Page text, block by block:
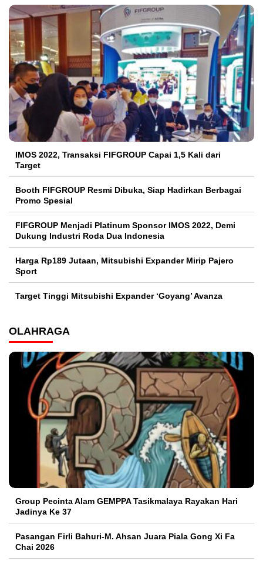
IMOS 2022, Transaksi FIFGROUP Capai 1,5 Kali dari
Target
Booth FIFGROUP Resmi Dibuka, Siap Hadirkan Berbagai
Promo Spesial
FIFGROUP Menjadi Platinum Sponsor IMOS 2022, Demi
Dukung Industri Roda Dua Indonesia
Harga Rp189 Jutaan, Mitsubishi Expander Mirip Pajero
Sport
Target Tinggi Mitsubishi Expander ‘Goyang’ Avanza
OLAHRAGA
Group Pecinta Alam GEMPPA Tasikmalaya Rayakan Hari
Jadinya Ke 37
Pasangan Firli Bahuri-M. Ahsan Juara Piala Gong Xi Fa
Chai 2026